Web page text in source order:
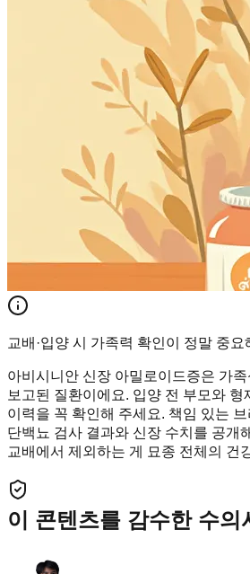
교배·입양 시 가족력 확인이 정말 중요
아비시니안 신장 아밀로이드증은 가족
보고된 질환이에요. 입양 전 부모와 형
이력을 꼭 확인해 주세요. 책임 있는
단백뇨 검사 결과와 신장 수치를 공개
교배에서 제외하는 게 묘종 전체의 건
이 콘텐츠를 감수한 수의